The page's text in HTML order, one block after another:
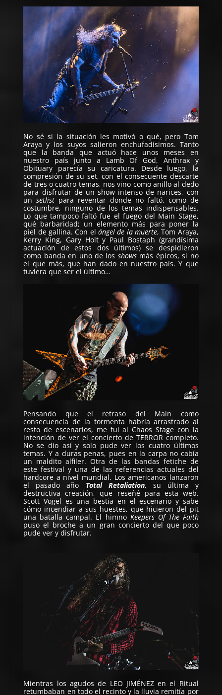
No sé si la situación les motivó o qué, pero Tom
Araya y los suyos salieron enchufadísimos. Tanto
que la banda que actuó hace unos meses en
nuestro país junto a Lamb Of God, Anthrax y
Obituary parecía su caricatura. Desde luego, la
compresión de su set, con el consecuente descarte
de tres o cuatro temas, nos vino como anillo al dedo
para disfrutar de un show intenso de narices, con
unsetlist para reventar donde no faltó, como de
costumbre, ninguno de los temas indispensables.
Lo que tampoco faltó fue el fuego del Main Stage,
qué barbaridad; un elemento más para poner la
piel de gallina. Con el ángel de la muerte, Tom Araya,
Kerry King, Gary Holt y Paul Bostaph (grandísima
actuación de estos dos últimos) se despidieron
como banda en uno de los showsmás épicos, si no
el que más, que han dado en nuestro país. Y que
tuviera que ser el último…
Pensando que el retraso del Main como
consecuencia de la tormenta habría arrastrado al
resto de escenarios, me fui al Chaos Stage con la
intención de ver el concierto de TERRORcompleto.
No se dio así y solo pude ver los cuatro últimos
temas. Y a duras penas, pues en la carpa no cabía
un maldito alfiler. Otra de las bandas fetiche de
este festival y una de las referencias actuales del
hardcore a nivel mundial. Los americanos lanzaron
el pasado año Total Retaliation, su última y
destructiva creación, que reseñé para esta web.
Scott Vogel es una bestia en el escenario y sabe
cómo incendiar a sus huestes, que hicieron del pit
una batalla campal. El himno Keepers Of The Faith
puso el broche a un gran concierto del que poco
pude ver y disfrutar.
Mientras los agudos de LEO JIMÉNEZen el Ritual
retumbaban en todo el recinto y la lluvia remitía por